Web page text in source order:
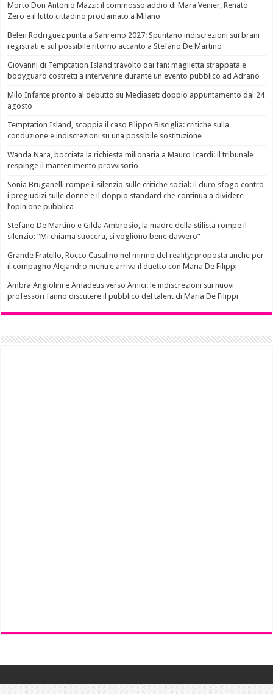
Morto Don Antonio Mazzi: il commosso addio di Mara Venier, Renato
Zero e il lutto cittadino proclamato a Milano
Belen Rodriguez punta a Sanremo 2027: Spuntano indiscrezioni sui brani
registrati e sul possibile ritorno accanto a Stefano De Martino
Giovanni di Temptation Island travolto dai fan: maglietta strappata e
bodyguard costretti a intervenire durante un evento pubblico ad Adrano
Milo Infante pronto al debutto su Mediaset: doppio appuntamento dal 24
agosto
Temptation Island, scoppia il caso Filippo Bisciglia: critiche sulla
conduzione e indiscrezioni su una possibile sostituzione
Wanda Nara, bocciata la richiesta milionaria a Mauro Icardi: il tribunale
respinge il mantenimento provvisorio
Sonia Bruganelli rompe il silenzio sulle critiche social: il duro sfogo contro
i pregiudizi sulle donne e il doppio standard che continua a dividere
l’opinione pubblica
Stefano De Martino e Gilda Ambrosio, la madre della stilista rompe il
silenzio: “Mi chiama suocera, si vogliono bene davvero”
Grande Fratello, Rocco Casalino nel mirino del reality: proposta anche per
il compagno Alejandro mentre arriva il duetto con Maria De Filippi
Ambra Angiolini e Amadeus verso Amici: le indiscrezioni sui nuovi
professori fanno discutere il pubblico del talent di Maria De Filippi